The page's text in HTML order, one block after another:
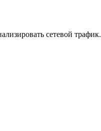
сетевой трафик.